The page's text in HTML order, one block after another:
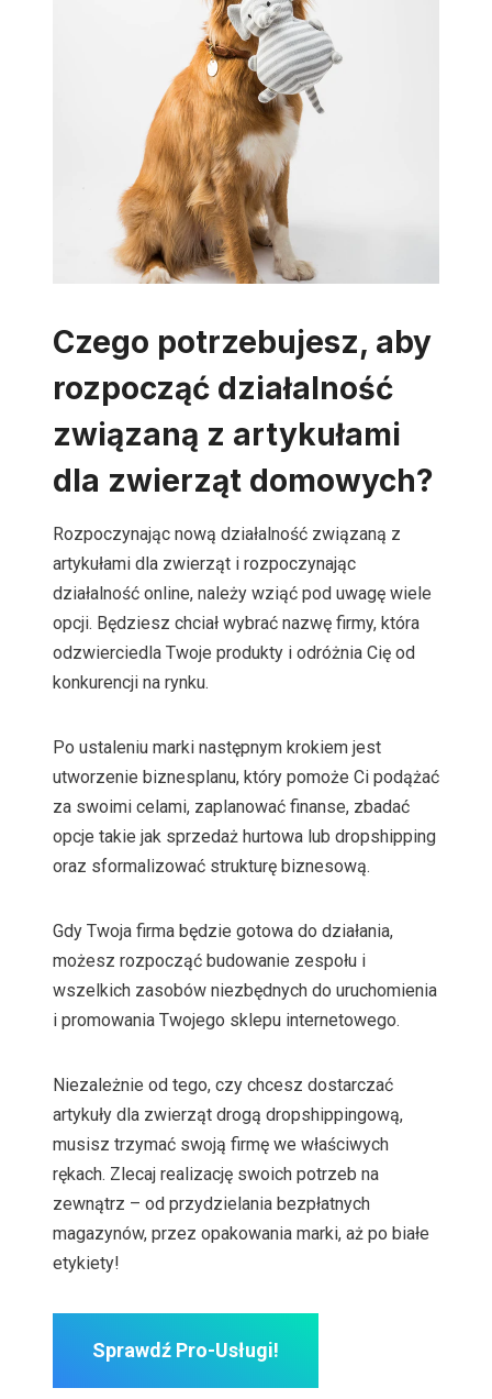
Czego potrzebujesz, aby
rozpocząć działalność
związaną z artykułami
dla zwierząt domowych?
Rozpoczynając nową działalność związaną z
artykułami dla zwierząt i rozpoczynając
działalność online, należy wziąć pod uwagę wiele
opcji. Będziesz chciał wybrać nazwę firmy, która
odzwierciedla Twoje produkty i odróżnia Cię od
konkurencji na rynku.
Po ustaleniu marki następnym krokiem jest
utworzenie biznesplanu, który pomoże Ci podążać
za swoimi celami, zaplanować finanse, zbadać
opcje takie jak sprzedaż hurtowa lub dropshipping
oraz sformalizować strukturę biznesową.
Gdy Twoja firma będzie gotowa do działania,
możesz rozpocząć budowanie zespołu i
wszelkich zasobów niezbędnych do uruchomienia
i promowania Twojego sklepu internetowego.
Niezależnie od tego, czy chcesz dostarczać
artykuły dla zwierząt drogą dropshippingową,
musisz trzymać swoją firmę we właściwych
rękach. Zlecaj realizację swoich potrzeb na
zewnątrz – od przydzielania bezpłatnych
magazynów, przez opakowania marki, aż po białe
etykiety!
Sprawdź Pro-Usługi!